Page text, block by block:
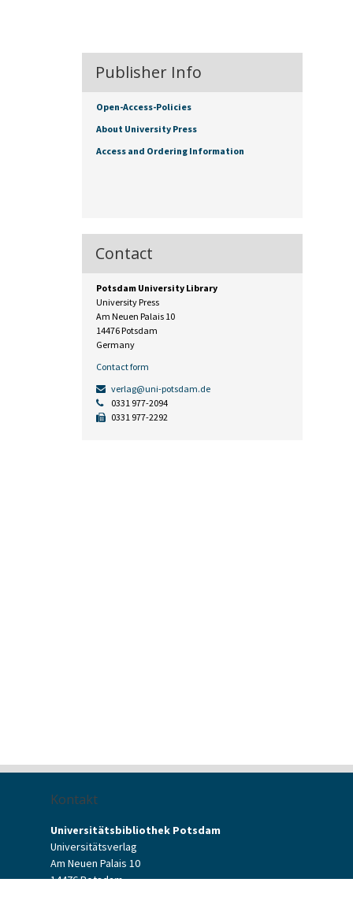
Publisher Info
Open-Access-Policies
About University Press
Access and Ordering Information
Contact
Potsdam University Library
University Press
Am Neuen Palais 10
14476 Potsdam
Germany
Contact form
verlag@uni-potsdam.de
0331 977-2094
0331 977-2292
Kontakt
Universitätsbibliothek Potsdam
Universitätsverlag
Am Neuen Palais 10
14476 Potsdam